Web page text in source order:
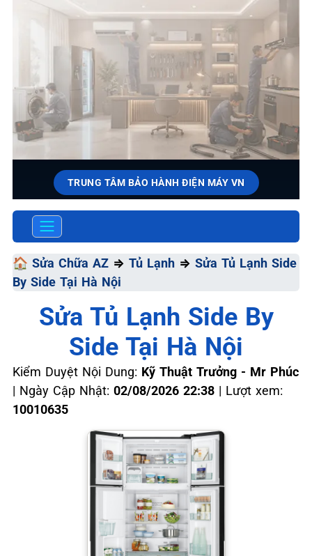
TRUNG TÂM BẢO HÀNH ĐIỆN MÁY VN
SỬA CHỮA & BẢO HÀNH TỦ
LẠNH
Tốc Độ Tối Đa • Chất Lượng Tối Ưu • Chi Phí Tối Thiểu
📞 0966.3898.33
🏠 Sửa Chữa AZ ⇒ Tủ Lạnh ⇒ Sửa Tủ Lạnh Side
By Side Tại Hà Nội
Sửa Tủ Lạnh Side By
Side Tại Hà Nội
Kiểm Duyệt Nội Dung: Kỹ Thuật Trưởng - Mr Phúc
| Ngày Cập Nhật: 02/08/2026 22:38 | Lượt xem:
10010635